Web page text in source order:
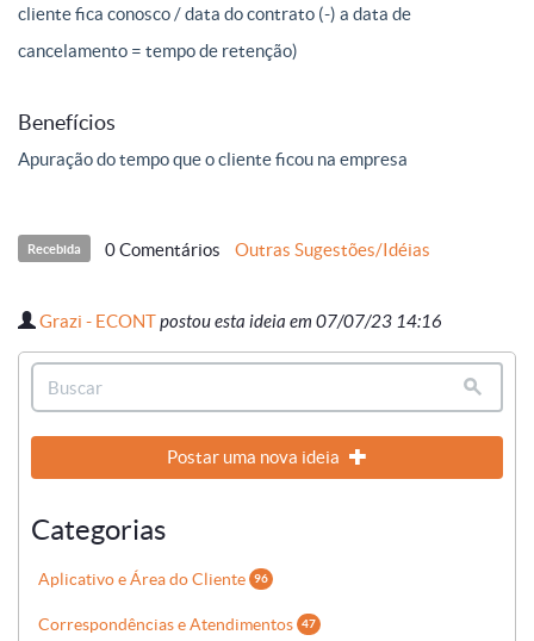
cliente fica conosco / data do contrato (-) a data de
cancelamento = tempo de retenção)
Benefícios
Apuração do tempo que o cliente ficou na empresa
Recebida 0 Comentários Outras Sugestões/Idéias
Grazi - ECONTpostou esta ideia em 07/07/23 14:16
Postar uma nova ideia
Categorias
Aplicativo e Área do Cliente 96
Correspondências e Atendimentos 47